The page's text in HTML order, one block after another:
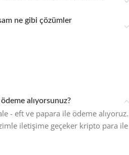
ne gibi çözümler
alıyorsunuz?
- eft ve papara ile ödeme alıyoruz.
iletişime geçeker kripto para ile